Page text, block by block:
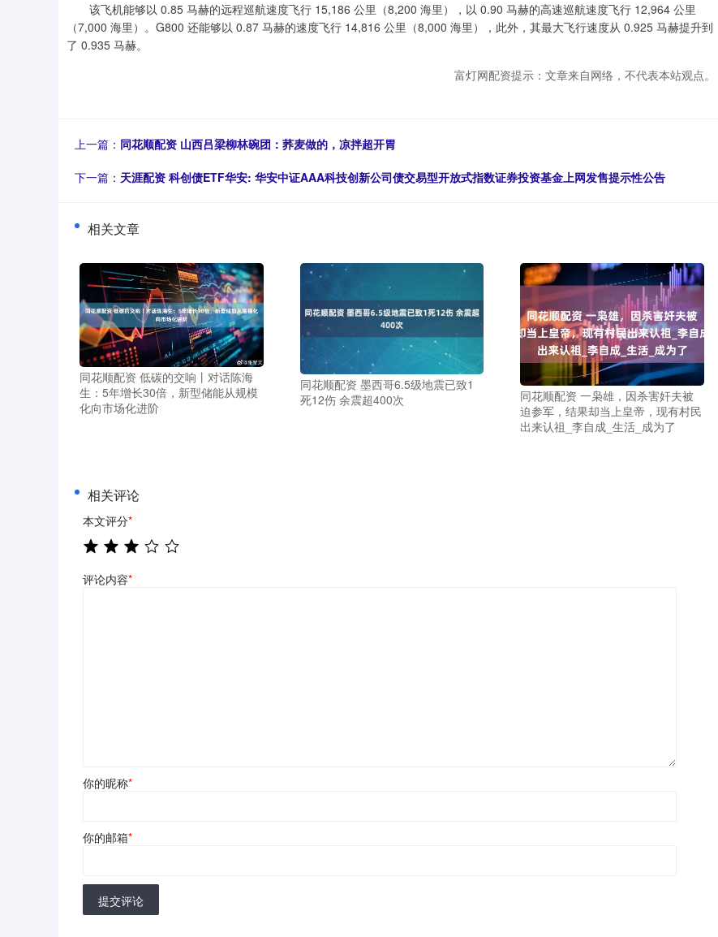
该飞机能够以 0.85 马赫的远程巡航速度飞行 15,186 公里（8,200 海里），以 0.90 马赫的高速巡航速度飞行 12,964 公里
（7,000 海里）。G800 还能够以 0.87 马赫的速度飞行 14,816 公里（8,000 海里），此外，其最大飞行速度从 0.925 马赫提升到
了 0.935 马赫。
富灯网配资提示：文章来自网络，不代表本站观点。
上一篇： 同花顺配资 山西吕梁柳林碗团：荞麦做的，凉拌超开胃
下一篇： 天涯配资 科创债ETF华安: 华安中证AAA科技创新公司债交易型开放式指数证券投资基金上网发售提示性公告
相关文章
同花顺配资 低碳的交响丨对话陈海
生：5年增长30倍，新型储能从规模
化向市场化进阶
同花顺配资 墨西哥6.5级地震已致1
死12伤 余震超400次
同花顺配资 一枭雄，因杀害奸夫被
迫参军，结果却当上皇帝，现有村民
出来认祖_李自成_生活_成为了
相关评论
本文评分*
评论内容*
你的昵称*
你的邮箱*
提交评论